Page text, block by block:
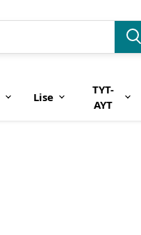
Lise
TYT-
AYT